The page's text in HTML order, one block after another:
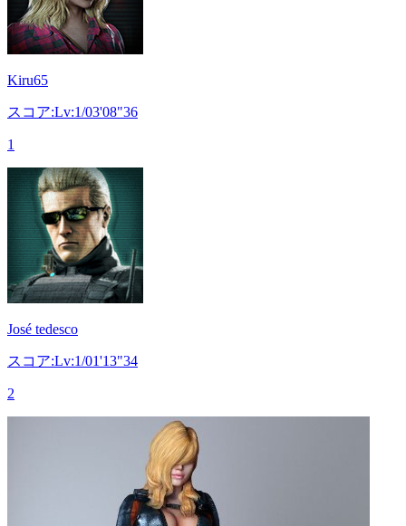
Kiru65
スコア:Lv:1/03'08"36
1
José tedesco
スコア:Lv:1/01'13"34
2